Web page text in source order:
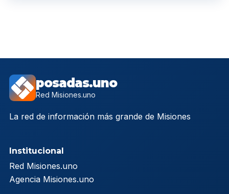
posadas.uno
Red Misiones.uno
La red de información más grande de Misiones
Institucional
Red Misiones.uno
Agencia Misiones.uno